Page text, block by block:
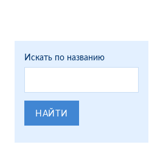
Искать по названию
НАЙТИ